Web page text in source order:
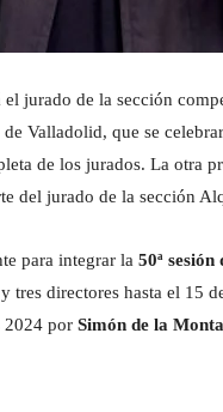
el jurado de la sección
Valladolid, que se
de los jurados. La otra
del jurado de la sección
para integrar la 50ª
tres directores hasta el 15
2024 por Simón de la